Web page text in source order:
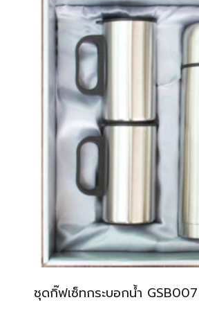
ชุดกิ๊ฟเซ็ทกระบอกน้ำ GSB007